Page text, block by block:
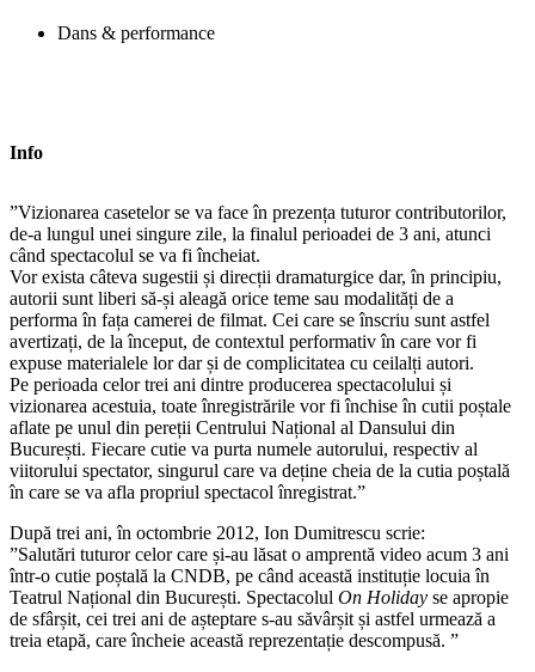
Dans & performance
Info
”Vizionarea casetelor se va face în prezența tuturor contributorilor,
de-a lungul unei singure zile, la finalul perioadei de 3 ani, atunci
când spectacolul se va fi încheiat.
Vor exista câteva sugestii și direcții dramaturgice dar, în principiu,
autorii sunt liberi să-și aleagă orice teme sau modalități de a
performa în fața camerei de filmat. Cei care se înscriu sunt astfel
avertizați, de la început, de contextul performativ în care vor fi
expuse materialele lor dar și de complicitatea cu ceilalți autori.
Pe perioada celor trei ani dintre producerea spectacolului și
vizionarea acestuia, toate înregistrările vor fi închise în cutii poștale
aflate pe unul din pereții Centrului Național al Dansului din
București. Fiecare cutie va purta numele autorului, respectiv al
viitorului spectator, singurul care va deține cheia de la cutia poștală
în care se va afla propriul spectacol înregistrat.”
După trei ani, în octombrie 2012, Ion Dumitrescu scrie:
”Salutări tuturor celor care și-au lăsat o amprentă video acum 3 ani
într-o cutie poștală la CNDB, pe când această instituție locuia în
Teatrul Național din București. Spectacolul On Holiday se apropie
de sfârșit, cei trei ani de așteptare s-au săvârșit și astfel urmează a
treia etapă, care încheie această reprezentație descompusă. ”